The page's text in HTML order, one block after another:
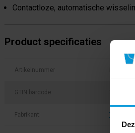
Contactloze, automatische
Product specificaties
Artikelnummer 558041
GTIN barcode
Fabrikant: Tork